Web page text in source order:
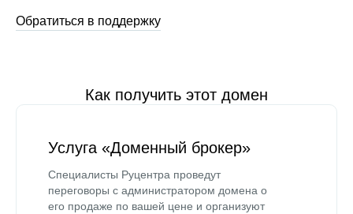
Обратиться в поддержку
Как получить этот домен
Услуга «Доменный брокер»
Специалисты Руцентра проведут
переговоры с администратором домена о
его продаже по вашей цене и организуют